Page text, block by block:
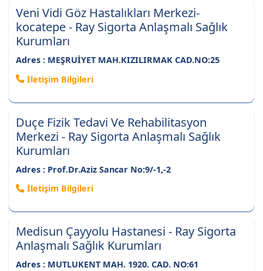
Veni Vidi Göz Hastalıkları Merkezi-
kocatepe - Ray Sigorta Anlaşmalı Sağlık
Kurumları
Adres : MEŞRUİYET MAH.KIZILIRMAK CAD.NO:25
İletişim Bilgileri
Duçe Fizik Tedavi Ve Rehabilitasyon
Merkezi - Ray Sigorta Anlaşmalı Sağlık
Kurumları
Adres : Prof.Dr.Aziz Sancar No:9/-1,-2
İletişim Bilgileri
Medisun Çayyolu Hastanesi - Ray Sigorta
Anlaşmalı Sağlık Kurumları
Adres : MUTLUKENT MAH. 1920. CAD. NO:61